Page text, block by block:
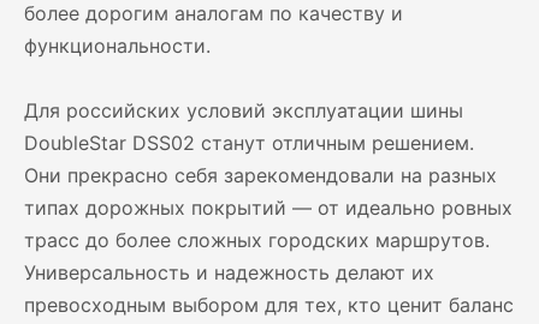
более дорогим аналогам по качеству и
функциональности.
Для российских условий эксплуатации шины
DoubleStar DSS02 станут отличным решением.
Они прекрасно себя зарекомендовали на разных
типах дорожных покрытий — от идеально ровных
трасс до более сложных городских маршрутов.
Универсальность и надежность делают их
превосходным выбором для тех, кто ценит баланс